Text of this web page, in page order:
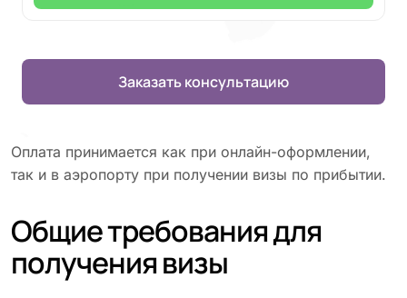
Заказать консультацию
Оплата принимается как при онлайн-оформлении,
так и в аэропорту при получении визы по прибытии.
Общие требования для
получения визы